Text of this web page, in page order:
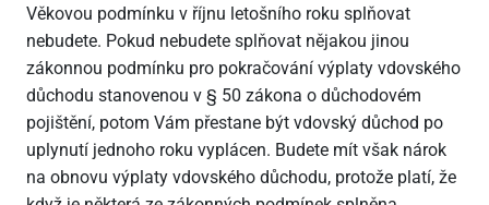
Věkovou podmínku v říjnu letošního roku splňovat
nebudete. Pokud nebudete splňovat nějakou jinou
zákonnou podmínku pro pokračování výplaty vdovského
důchodu stanovenou v § 50 zákona o důchodovém
pojištění, potom Vám přestane být vdovský důchod po
uplynutí jednoho roku vyplácen. Budete mít však nárok
na obnovu výplaty vdovského důchodu, protože platí, že